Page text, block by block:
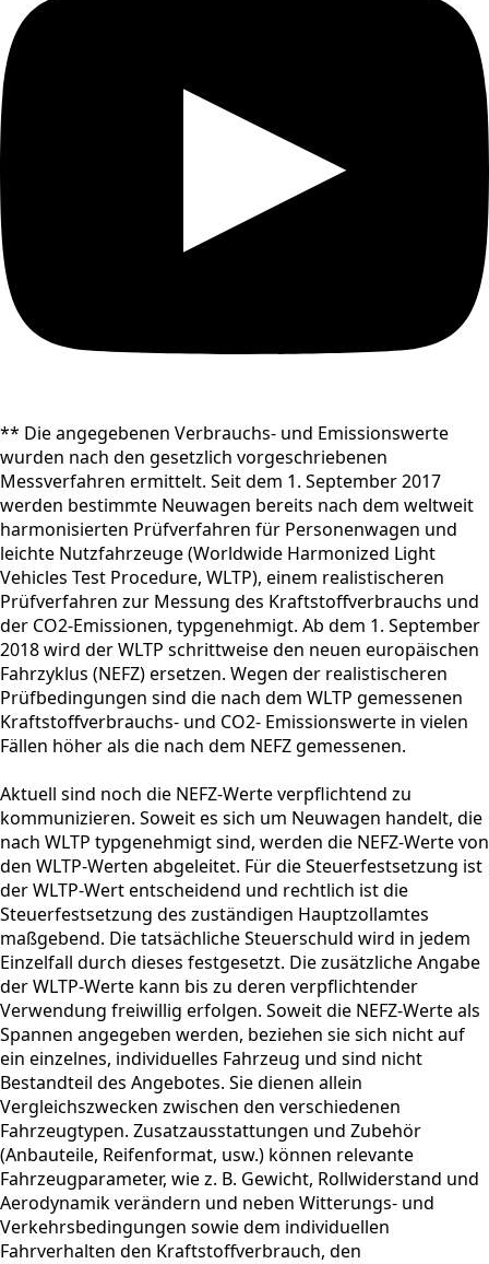
** Die angegebenen Verbrauchs- und Emissionswerte
wurden nach den gesetzlich vorgeschriebenen
Messverfahren ermittelt. Seit dem 1. September 2017
werden bestimmte Neuwagen bereits nach dem weltweit
harmonisierten Prüfverfahren für Personenwagen und
leichte Nutzfahrzeuge (Worldwide Harmonized Light
Vehicles Test Procedure, WLTP), einem realistischeren
Prüfverfahren zur Messung des Kraftstoffverbrauchs und
der CO2-Emissionen, typgenehmigt. Ab dem 1. September
2018 wird der WLTP schrittweise den neuen europäischen
Fahrzyklus (NEFZ) ersetzen. Wegen der realistischeren
Prüfbedingungen sind die nach dem WLTP gemessenen
Kraftstoffverbrauchs- und CO2- Emissionswerte in vielen
Fällen höher als die nach dem NEFZ gemessenen.
Aktuell sind noch die NEFZ-Werte verpflichtend zu
kommunizieren. Soweit es sich um Neuwagen handelt, die
nach WLTP typgenehmigt sind, werden die NEFZ-Werte von
den WLTP-Werten abgeleitet. Für die Steuerfestsetzung ist
der WLTP-Wert entscheidend und rechtlich ist die
Steuerfestsetzung des zuständigen Hauptzollamtes
maßgebend. Die tatsächliche Steuerschuld wird in jedem
Einzelfall durch dieses festgesetzt. Die zusätzliche Angabe
der WLTP-Werte kann bis zu deren verpflichtender
Verwendung freiwillig erfolgen. Soweit die NEFZ-Werte als
Spannen angegeben werden, beziehen sie sich nicht auf
ein einzelnes, individuelles Fahrzeug und sind nicht
Bestandteil des Angebotes. Sie dienen allein
Vergleichszwecken zwischen den verschiedenen
Fahrzeugtypen. Zusatzausstattungen und Zubehör
(Anbauteile, Reifenformat, usw.) können relevante
Fahrzeugparameter, wie z. B. Gewicht, Rollwiderstand und
Aerodynamik verändern und neben Witterungs- und
Verkehrsbedingungen sowie dem individuellen
Fahrverhalten den Kraftstoffverbrauch, den